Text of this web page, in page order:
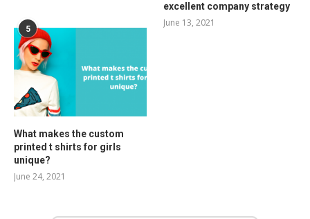
excellent company strategy
June 13, 2021
5
What makes the custom
printed t shirts for girls
unique?
June 24, 2021